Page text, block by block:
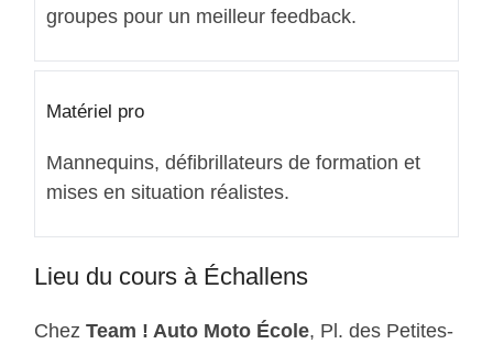
groupes pour un meilleur feedback.
Matériel pro
Mannequins, défibrillateurs de formation et
mises en situation réalistes.
Lieu du cours à Échallens
Chez Team ! Auto Moto École, Pl. des Petites-